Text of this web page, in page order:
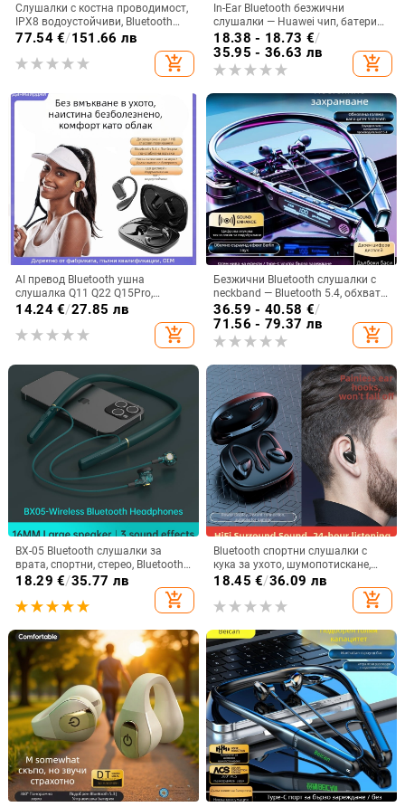
Слушалки с костна проводимост,
IPX8 водоустойчиви, Bluetooth
5.3, обхват до 10 m, време за
77.54€/151.66 лв
add_shopping_cart
In-Ear Bluetooth безжични
слушалки — Huawei чип, батерия
над 8 часа, IPX3 водоустойчиви,
мини невидим дизайн, стерео
звук
18.38 - 18.73 €/
35.95 - 36.63 лв
add_shopping_cart
AI превод Bluetooth ушна
слушалка Q11 Q22 Q15Pro,
Bluetooth 5.3, обхват 10 м, време
на работа 4–8 ч, цифров дисплей
14.24€/27.85 лв
add_shopping_cart
Безжични Bluetooth слушалки с
neckband — Bluetooth 5.4, обхват
10 м, живот на батерията над 8 ч,
стерео звук, цифров дисплей
36.59 - 40.58 €/
71.56 - 79.37 лв
add_shopping_cart
BX-05 Bluetooth слушалки за
врата, спортни, стерео, Bluetooth
5.0, обхват 10 м, живот на
18.29 €/35.77 лв
add_shopping_cart
Bluetooth спортни слушалки с
кука за ухото, шумопотискане,
Bluetooth 5.2, обхват 5 м, батерия
18.45 €/36.09 лв
add_shopping_cart